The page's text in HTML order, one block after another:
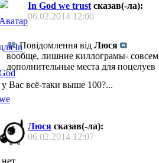
In God we trust сказав(-ла):
06.02.2014 12:00
Повідомлення від Люся
вообще, лишние киллограмы-
дополнительные места для поцелуев
у Вас всё-таки выше 100?...
Люся сказав(-ла):
06.02.2014 12:07
нет